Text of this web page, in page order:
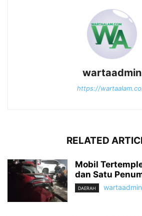
wartaadmin
https://
RELATED
Mobil
dan Satu
DAERAH wartaadmin